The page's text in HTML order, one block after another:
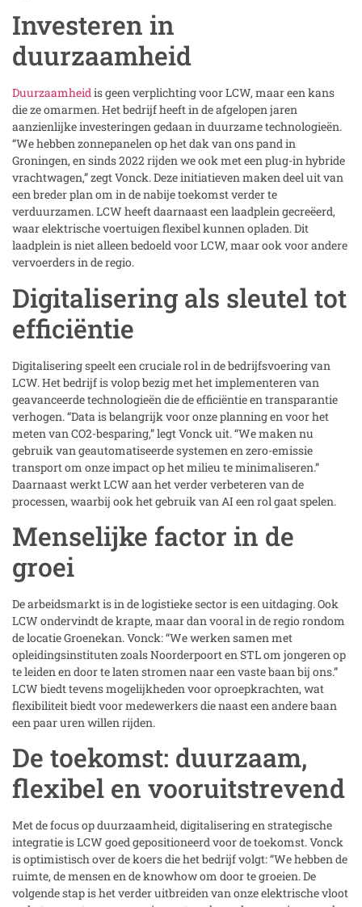
Investeren in
duurzaamheid
Duurzaamheidis geen verplichting voor LCW, maar een kans
die ze omarmen. Het bedrijf heeft in de afgelopen jaren
aanzienlijke investeringen gedaan in duurzame technologieën.
“We hebben zonnepanelen op het dak van ons pand in
Groningen, en sinds 2022 rijden we ook met een plug-in hybride
vrachtwagen,” zegt Vonck. Deze initiatieven maken deel uit van
een breder plan om in de nabije toekomst verder te
verduurzamen. LCW heeft daarnaast een laadplein gecreëerd,
waar elektrische voertuigen flexibel kunnen opladen. Dit
laadplein is niet alleen bedoeld voor LCW, maar ook voor andere
vervoerders in de regio.
Digitalisering als sleutel tot
efficiëntie
Digitalisering speelt een cruciale rol in de bedrijfsvoering van
LCW. Het bedrijf is volop bezig met het implementeren van
geavanceerde technologieën die de efficiëntie en transparantie
verhogen. “Data is belangrijk voor onze planning en voor het
meten van CO2-besparing,” legt Vonck uit. “We maken nu
gebruik van geautomatiseerde systemen en zero-emissie
transport om onze impact op het milieu te minimaliseren.”
Daarnaast werkt LCW aan het verder verbeteren van de
processen, waarbij ook het gebruik van AI een rol gaat spelen.
Menselijke factor in de
groei
De arbeidsmarkt is in de logistieke sector is een uitdaging. Ook
LCW ondervindt de krapte, maar dan vooral in de regio rondom
de locatie Groenekan. Vonck: “We werken samen met
opleidingsinstituten zoals Noorderpoort en STL om jongeren op
te leiden en door te laten stromen naar een vaste baan bij ons.”
LCW biedt tevens mogelijkheden voor oproepkrachten, wat
flexibiliteit biedt voor medewerkers die naast een andere baan
een paar uren willen rijden.
De toekomst: duurzaam,
flexibel en vooruitstrevend
Met de focus op duurzaamheid, digitalisering en strategische
integratie is LCW goed gepositioneerd voor de toekomst. Vonck
is optimistisch over de koers die het bedrijf volgt: “We hebben de
ruimte, de mensen en de knowhow om door te groeien. De
volgende stap is het verder uitbreiden van onze elektrische vloot